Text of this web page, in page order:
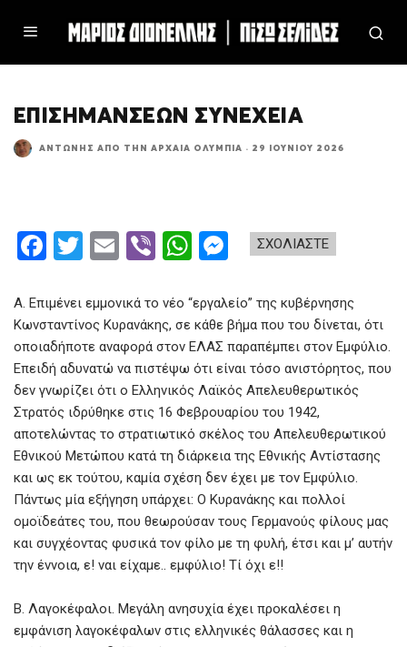
ΕΠΙΣΗΜΆΝΣΕΩΝ ΣΥΝΈΧΕΙΑ
ΑΝΤΏΝΗΣ ΑΠΌ ΤΗΝ ΑΡΧΑΊΑ ΟΛΥΜΠΊΑ · 29 ΙΟΥΝΊΟΥ 2026
ΣΧΟΛΙΑΣΤΕ
F
ce
b
o
o
k
T
tt
er
E
ail
Vi
er
W
at
s
A
p
p
se
n
g
er
Α. Επιμένει εμμονικά το νέο “εργαλείο” της κυβέρνησης
Κωνσταντίνος Κυρανάκης, σε κάθε βήμα που του δίνεται, ότι
οποιαδήποτε αναφορά στον ΕΛΑΣ παραπέμπει στον Εμφύλιο.
Επειδή αδυνατώ να πιστέψω ότι είναι τόσο ανιστόρητος, που
δεν γνωρίζει ότι ο Ελληνικός Λαϊκός Απελευθερωτικός
Στρατός ιδρύθηκε στις 16 Φεβρουαρίου του 1942,
αποτελώντας το στρατιωτικό σκέλος του Απελευθερωτικού
Εθνικού Μετώπου κατά τη διάρκεια της Εθνικής Αντίστασης
και ως εκ τούτου, καμία σχέση δεν έχει με τον Εμφύλιο.
Πάντως μία εξήγηση υπάρχει: Ο Κυρανάκης και πολλοί
ομοϊδεάτες του, που θεωρούσαν τους Γερμανούς φίλους μας
και συγχέοντας φυσικά τον φίλο με τη φυλή, έτσι και μ’ αυτήν
την έννοια, ε! ναι είχαμε.. εμφύλιο! Τί όχι ε!!
Β. Λαγοκέφαλοι. Μεγάλη ανησυχία έχει προκαλέσει η
εμφάνιση λαγοκέφαλων στις ελληνικές θάλασσες και η